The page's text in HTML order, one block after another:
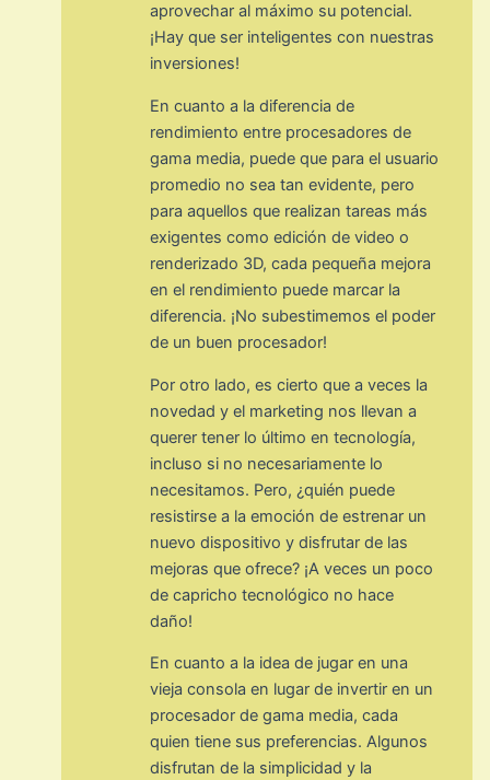
aprovechar al máximo su potencial.
¡Hay que ser inteligentes con nuestras
inversiones!
En cuanto a la diferencia de
rendimiento entre procesadores de
gama media, puede que para el usuario
promedio no sea tan evidente, pero
para aquellos que realizan tareas más
exigentes como edición de video o
renderizado 3D, cada pequeña mejora
en el rendimiento puede marcar la
diferencia. ¡No subestimemos el poder
de un buen procesador!
Por otro lado, es cierto que a veces la
novedad y el marketing nos llevan a
querer tener lo último en tecnología,
incluso si no necesariamente lo
necesitamos. Pero, ¿quién puede
resistirse a la emoción de estrenar un
nuevo dispositivo y disfrutar de las
mejoras que ofrece? ¡A veces un poco
de capricho tecnológico no hace
daño!
En cuanto a la idea de jugar en una
vieja consola en lugar de invertir en un
procesador de gama media, cada
quien tiene sus preferencias. Algunos
disfrutan de la simplicidad y la